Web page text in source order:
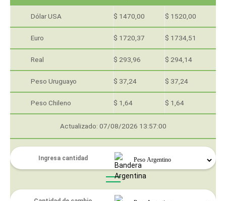
Dólar USA $ 1470,00 $ 1520,00
Euro $ 1720,37 $ 1734,51
Real $ 293,96 $ 294,14
Peso Uruguayo $ 37,24 $ 37,24
Peso Chileno $ 1,64 $ 1,64
Actualizado: 07/08/2026 13:57:00